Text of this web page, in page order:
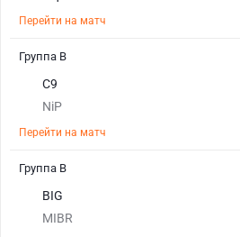
Перейти на матч
C9
NiP
Перейти на матч
Группа B
BIG
MIBR
Группа B